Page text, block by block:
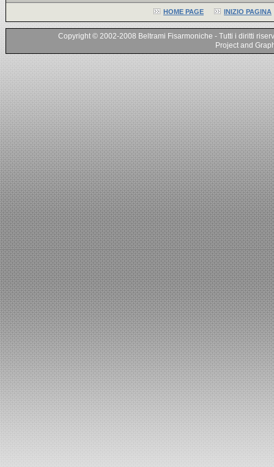
HOME PAGE INIZIO PAGINA
Copyright © 2002-2008 Beltrami Fisarmoniche - Tutti i diritti
Project and